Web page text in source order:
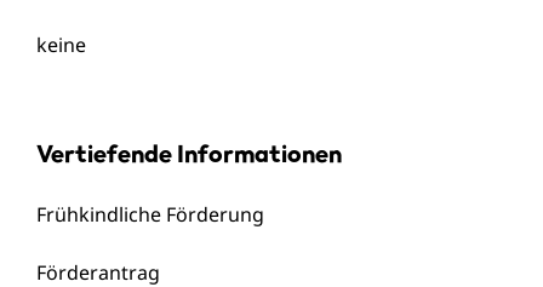
keine
Vertiefende Informationen
Frühkindliche Förderung
Förderantrag